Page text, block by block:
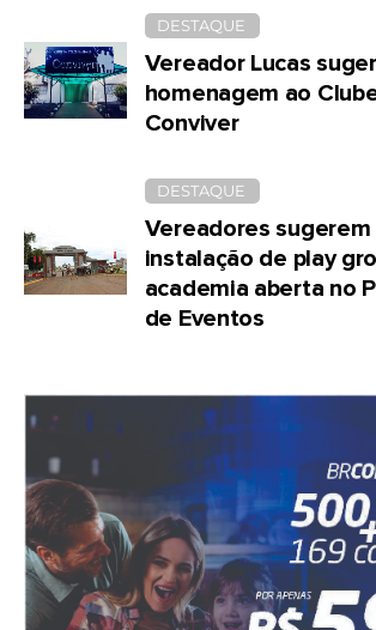
DESTAQUE
Vereador Lucas
homenagem ao
Conviver
DESTAQUE
Vereadores sugerem
instalação de play
academia aberta no
de Eventos